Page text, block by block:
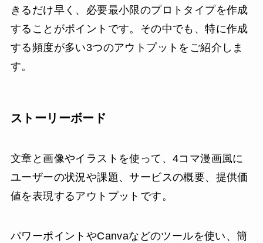
きるだけ早く、必要最小限のプロトタイプを作成
することがポイントです。その中でも、特に作成
する頻度が多い3つのアウトプットをご紹介しま
す。
ストーリーボード
文章と画像やイラストを使って、4コマ漫画風に
ユーザーの状況や課題、サービスの概要、提供価
値を表現するアウトプットです。
パワーポイントやCanvaなどのツールを使い、簡